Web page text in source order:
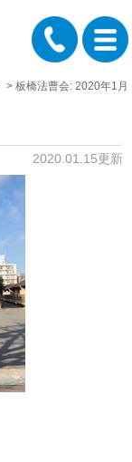
板橋法曹会: 2020年1月
2020.01.15更新